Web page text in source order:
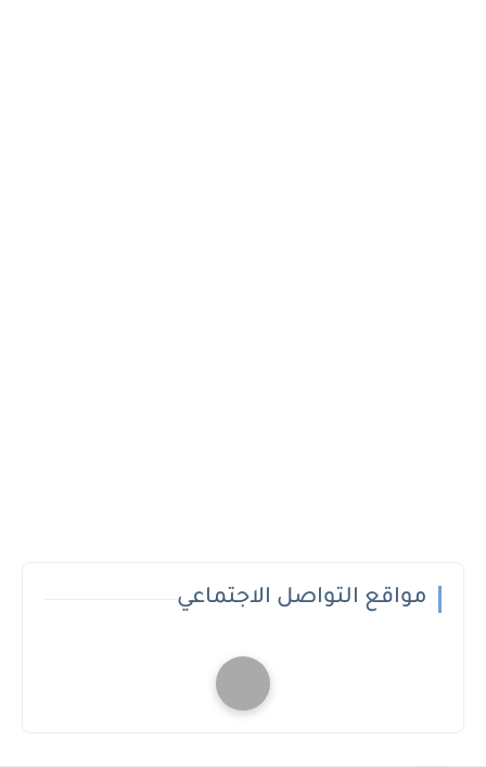
مواقع التواصل الاجتماعي